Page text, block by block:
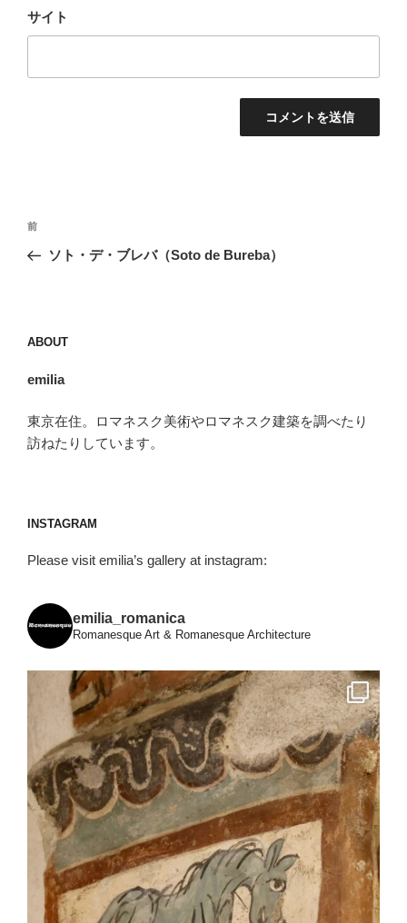
サイト
投
ナ
ー
ン
前
の
前
ソト・デ・ブレバ（Soto de Bureba）
ABOUT
emilia
東京在住。ロマネスク美術やロマネスク建築を調べたり
訪ねたりしています。
INSTAGRAM
Please visit emilia’s gallery at instagram:
emilia_romanica
Romanesque Art & Romanesque Architecture